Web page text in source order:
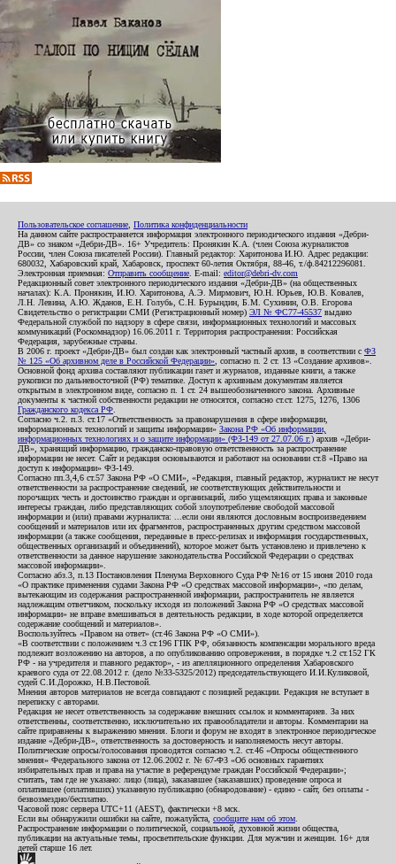
Пользовательское соглашение Политика конфиденциальности
На данном сайте распространяется информация электронного периодического издания «Дебри-
ДВ» со знаком «Дебри-ДВ». 16+ Учредитель: Пронякин К.А. (член Союза журналистов
России, член Союза писателей России). Главный редактор: Харитонова И.Ю. Адрес редакции:
680032, Хабаровский край, Хабаровск, проспект 60-летия Октября, 88-46, т./ф.84212296081.
Электронная приемная: Отправить сообщение . E-mail: editor@debri-dv.com
Редакционный совет электронного периодического издания «Дебри-ДВ» (на общественных
началах): К.А. Пронякин, И.Ю. Харитонова, А.Э. Мирмович, Ю.Н. Юрьев, Ю.В. Ковалев,
Л.Н. Левина, А.Ю. Жданов, Е.Н. Голубь, С.Н. Бурындин, Б.М. Сухинин, О.В. Егорова
Свидетельство о регистрации СМИ (Регистрационный номер) ЭЛ № ФС77-45537 выдано
Федеральной службой по надзору в сфере связи, информационных технологий и массовых
коммуникаций (Роскомнадзор) 16.06.2011 г. Территория распространения: Российская
Федерация, зарубежные страны.
В 2006 г. проект «Дебри-ДВ» был создан как электронный частный архив, в соответствии с ФЗ
№ 125 «Об архивном деле в Российской Федерации» , согласно п. 2 ст. 13 «Создание архивов».
Основной фонд архива составляют публикации газет и журналов, изданные книги, а также
рукописи по дальневосточной (РФ) тематике. Доступ к архивным документам является
открытым в электронном виде, согласно п. 1 ст. 24 вышеобозначенного закона. Архивные
документы к частной собственности редакции не относятся, согласно ст.ст. 1275, 1276, 1306
Гражданского кодекса РФ
Согласно ч.2. п.3. ст.17 «Ответственность за правонарушения в сфере информации,
информационных технологий и защиты информации» Закона РФ «Об информации,
информационных технологиях и о защите информации» (ФЗ-149 от 27.07.06 г.) архив «Дебри-
ДВ», хранящий информацию, гражданско-правовую ответственность за распространение
информации не несет. Сайт и редакция основываются и работают на основании ст.8 «Право на
доступ к информации» ФЗ-149.
Согласно пп.3,4,6 ст.57 Закона РФ «О СМИ», «Редакция, главный редактор, журналист не несут
ответственности за распространение сведений, не соответствующих действительности и
порочащих честь и достоинство граждан и организаций, либо ущемляющих права и законные
интересы граждан, либо представляющих собой злоупотребление свободой массовой
информации и (или) правами журналиста: ...если они являются дословным воспроизведением
сообщений и материалов или их фрагментов, распространенных другим средством массовой
информации (а также сообщения, переданные в пресс-релизах и информация государственных,
общественных организаций и объединений), которое может быть установлено и привлечено к
ответственности за данное нарушение законодательства Российской Федерации о средствах
массовой информации».
Согласно абз.3, п.13 Постановления Пленума Верховного Суда РФ №16 от 15 июня 2010 года
«О практике применения судами Закона РФ «О средствах массовой информации», «по делам,
вытекающим из содержания распространенной информации, распространитель не является
надлежащим ответчиком, поскольку исходя из положений Закона РФ «О средствах массовой
информации» не вправе вмешиваться в деятельность редакции, в ходе которой определяется
содержание сообщений и материалов».
Воспользуйтесь «Правом на ответ» (ст.46 Закона РФ «О СМИ»).
«В соответствии с положением ч.3 ст.196 ГПК РФ, обязанность компенсации морального вреда
подлежит возложению на авторов, а по опубликованию опровержения, в порядке ч.2 ст.152 ГК
РФ - на учредителя и главного редактор», - из апелляционного определения Хабаровского
краевого суда от 22.08.2012 г. (дело №33-5325/2012) председательствующего И.И.Куликовой,
судей С.И.Дорожко, Н.В.Пестовой.
Мнения авторов материалов не всегда совпадают с позицией редакции. Редакция не вступает в
переписку с авторами.
Редакция не несет ответственность за содержание внешних ссылок и комментариев. За них
ответственны, соответственно, исключительно их правообладатели и авторы. Комментарии на
сайте приравнены к выражению мнения. Блоги и форум не входят в электронное периодическое
издание «Дебри-ДВ», ответственность за достоверность и наполняемость несут авторы.
Политические опросы/голосования проводятся согласно ч.2. ст.46 «Опросы общественного
мнения» Федерального закона от 12.06.2002 г. № 67-ФЗ «Об основных гарантиях
избирательных прав и права на участие в референдуме граждан Российской Федерации»;
считать, там где не указано: лицо (лица), заказавшее (заказавших) проведение опроса и
оплатившее (оплативших) указанную публикацию (обнародование) - едино - сайт, без оплаты -
безвозмездно/бесплатно.
Часовой пояс сервера UTC+11 (AEST), фактически +8 мск.
Если вы обнаружили ошибки на сайте, пожалуйста, сообщите нам об этом
Распространение информации о политической, социальной, духовной жизни общества,
публикации на актуальные темы, просветительские функции. Для мужчин и женщин. 16+ для
детей старше 16 лет.